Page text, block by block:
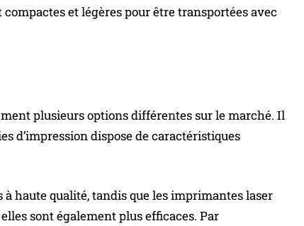
et légères pour être transportées avec
plusieurs options différentes sur le marché. Il
d’impression dispose de caractéristiques
haute qualité, tandis que les imprimantes laser
sont également plus efficaces. Par